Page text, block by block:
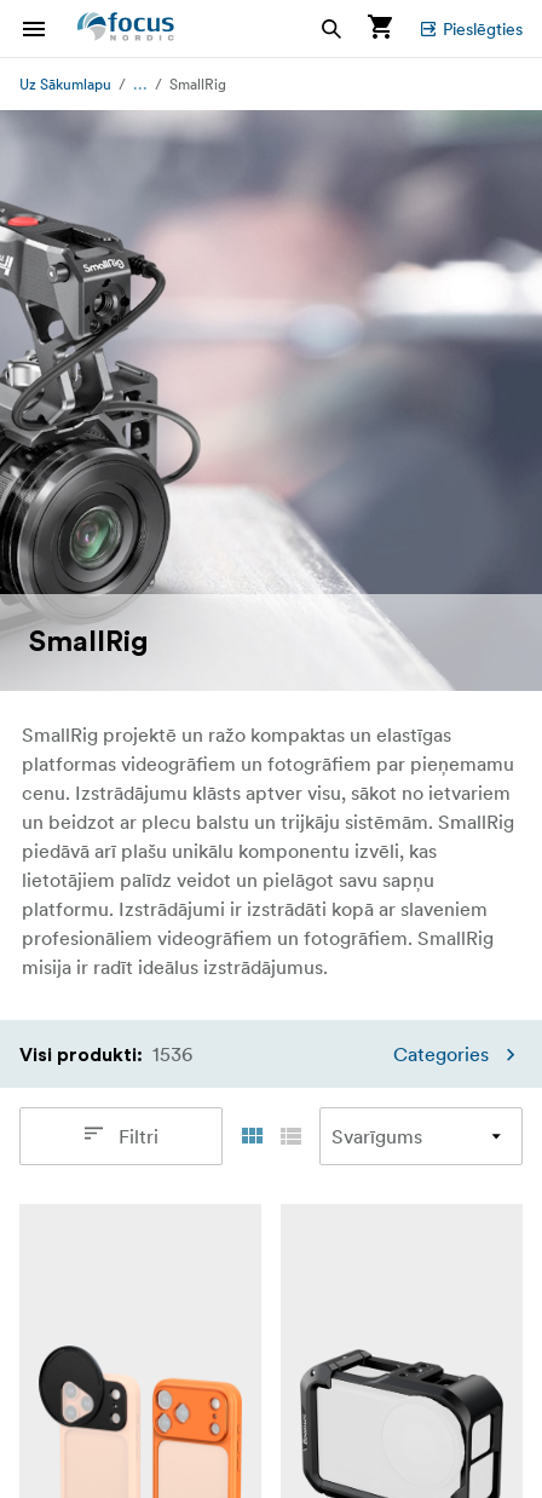
Pieslēgties
Uz Sākumlapu ... SmallRig
SmallRig
SmallRig projektē un ražo kompaktas un elastīgas
platformas videogrāfiem un fotogrāfiem par pieņemamu
cenu. Izstrādājumu klāsts aptver visu, sākot no ietvariem
un beidzot ar plecu balstu un trijkāju sistēmām. SmallRig
piedāvā arī plašu unikālu komponentu izvēli, kas
lietotājiem palīdz veidot un pielāgot savu sapņu
platformu. Izstrādājumi ir izstrādāti kopā ar slaveniem
profesionāliem videogrāfiem un fotogrāfiem. SmallRig
misija ir radīt ideālus izstrādājumus.
Visi produkti: 1536 Categories
Filtri